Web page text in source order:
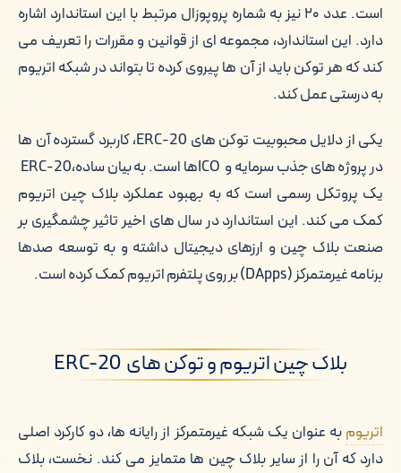
است. عدد ۲۰ نیز به شماره پروپوزال مرتبط با این استاندارد اشاره
دارد. این استاندارد، مجموعه ای از قوانین و مقررات را تعریف می
کند که هر توکن باید از آن ها پیروی کرده تا بتواند در شبکه اتریوم
به درستی عمل کند.
یکی از دلایل محبوبیت توکن های ERC-20، کاربرد گسترده آن ها
یک پروتکل رسمی است که به بهبود عملکرد بلاک چین اتریوم
کمک می کند. این استاندارد در سال های اخیر تاثیر چشمگیری بر
صنعت بلاک چین و ارزهای دیجیتال داشته و به توسعه صدها
برنامه غیرمتمرکز (DApps) بر روی پلتفرم اتریوم کمک کرده است.
بلاک چین اتریوم و توکن های ERC-20
اتریومبه عنوان یک شبکه غیرمتمرکز از رایانه ها، دو کارکرد اصلی
دارد که آن را از سایر بلاک چین ها متمایز می کند. نخست، بلاک